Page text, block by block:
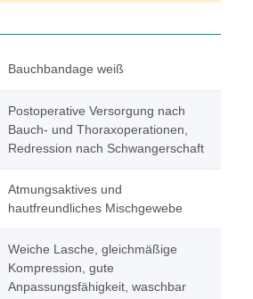
Bauchbandage weiß
Postoperative Versorgung nach
Bauch- und Thoraxoperationen,
Redression nach Schwangerschaft
Atmungsaktives und
hautfreundliches Mischgewebe
Weiche Lasche, gleichmäßige
Kompression, gute
Anpassungsfähigkeit, waschbar